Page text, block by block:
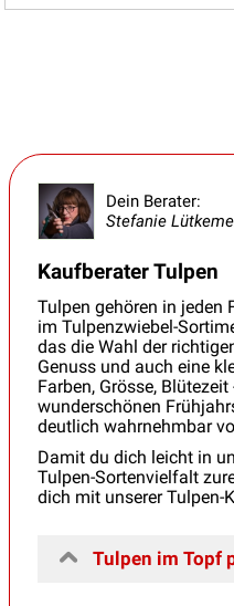
Dein Berater:
Stefanie
Kaufberater Tulpen
Tulpen gehören in jeden
im Tulpenzwiebel-
das die Wahl der
Genuss und auch eine
Farben, Grösse,
wunderschönen
deutlich wahrnehmbar
Damit du dich leicht in
Tulpen-Sortenvielfalt
dich mit unserer Tulpen-
Tulpen im Topf